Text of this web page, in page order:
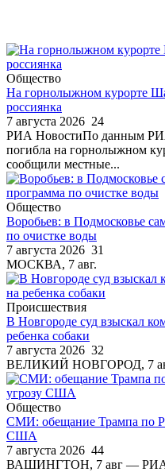
Общество
На горнолыжном курорте
россиянка
7 августа 2026 24
РИА НовостиПо данным
погибла на горнолыжном
сообщили местные...
Общество
Воробьев: в Подмосковье
по очистке воды
7 августа 2026 31
МОСКВА, 7 авг.
Происшествия
В Новгороде суд взыскал
ребенка собаки
7 августа 2026 32
ВЕЛИКИЙ НОВГОРОД, 7
Общество
СМИ: обещание Трампа по
США
7 августа 2026 44
ВАШИНГТОН, 7 авг — РИА